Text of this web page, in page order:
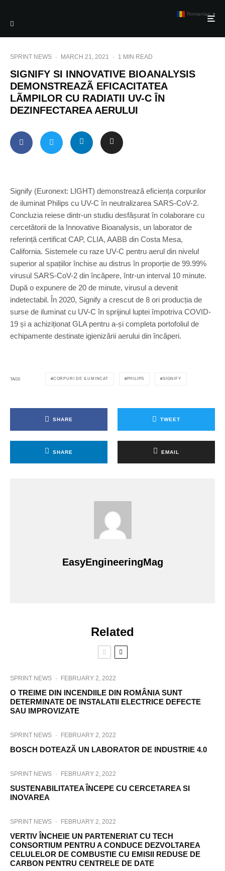
SPRINT NEWS · MARCH 21, 2021 · 1 MIN READ
SIGNIFY SI INNOVATIVE BIOANALYSIS
DEMONSTREAZÃ EFICACITATEA
LÃMPILOR CU RADIATII UV-C ÎN
DEZINFECTAREA AERULUI
Signify (Euronext: LIGHT) demonstrează eficiența corpurilor
de iluminat Philips cu UV-C în neutralizarea SARS-CoV-2.
Concluzia reiese dintr-un studiu desfășurat în colaborare cu
cercetătorii de la Innovative Bioanalysis, un laborator de
referință certificat CAP, CLIA, AABB din Costa Mesa,
California. Sistemele cu raze UV-C pentru aerul din nivelul
superior al spațiilor închise au distrus în proporție de 99.99%
virusul SARS-CoV-2 din încăpere, într-un interval 10 minute.
După o expunere de 20 de minute, virusul a devenit
indetectabil. În 2020, Signify a crescut de 8 ori producția de
surse de iluminat cu UV-C în sprijinul luptei împotriva COVID-
19 și a achiziționat GLA pentru a-și completa portofoliul de
echipamente destinate igienizării aerului din încăperi.
TAGS CORPURI DE ILUMINCAT PHILIPS SIGNIFY
SHARE TWEET
SHARE EMAIL
EasyEngineeringMag
Related
SPRINT NEWS · FEBRUARY 2, 2022
O TREIME DIN INCENDIILE DIN ROMÂNIA SUNT
DETERMINATE DE INSTALATII ELECTRICE DEFECTE
SAU IMPROVIZATE
SPRINT NEWS · FEBRUARY 2, 2022
BOSCH DOTEAZÃ UN LABORATOR DE INDUSTRIE 4.0
SPRINT NEWS · FEBRUARY 2, 2022
SUSTENABILITATEA ÎNCEPE CU CERCETAREA SI
INOVAREA
SPRINT NEWS · FEBRUARY 2, 2022
VERTIV ÎNCHEIE UN PARTENERIAT CU TECH
CONSORTIUM PENTRU A CONDUCE DEZVOLTAREA
CELULELOR DE COMBUSTIE CU EMISII REDUSE DE
CARBON PENTRU CENTRELE DE DATE
Romanian ▼